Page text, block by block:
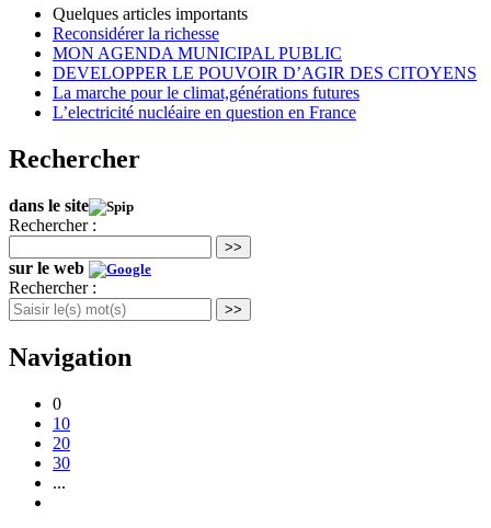
Quelques articles importants
Reconsidérer la richesse
MON AGENDA MUNICIPAL PUBLIC
DEVELOPPER LE POUVOIR D’AGIR DES CITOYENS
La marche pour le climat,générations futures
L’electricité nucléaire en question en France
Rechercher
dans le site
Rechercher :
>>
sur le web
Rechercher :
>>
Navigation
0
10
20
30
...